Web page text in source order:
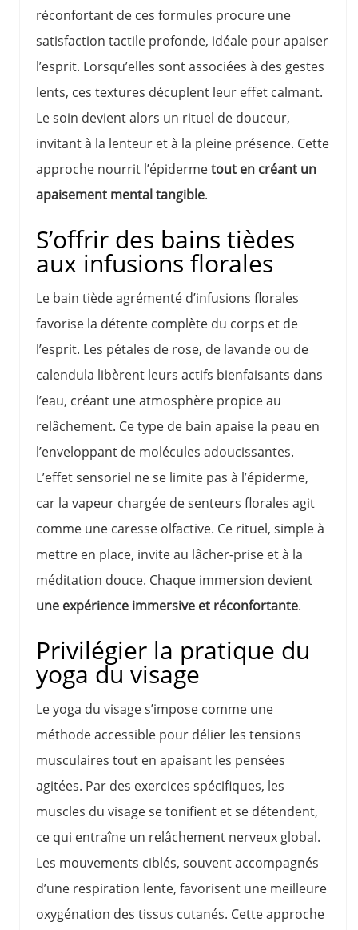
réconfortant de ces formules procure une
satisfaction tactile profonde, idéale pour apaiser
l’esprit. Lorsqu’elles sont associées à des gestes
lents, ces textures décuplent leur effet calmant.
Le soin devient alors un rituel de douceur,
invitant à la lenteur et à la pleine présence. Cette
approche nourrit l’épidermetout en créant un
apaisement mental tangible.
S’offrir des bains tièdes
aux infusions florales
Le bain tiède agrémenté d’infusions florales
favorise la détente complète du corps et de
l’esprit. Les pétales de rose, de lavande ou de
calendula libèrent leurs actifs bienfaisants dans
l’eau, créant une atmosphère propice au
relâchement. Ce type de bain apaise la peau en
l’enveloppant de molécules adoucissantes.
L’effet sensoriel ne se limite pas à l’épiderme,
car la vapeur chargée de senteurs florales agit
comme une caresse olfactive. Ce rituel, simple à
mettre en place, invite au lâcher-prise et à la
méditation douce. Chaque immersion devient
une expérience immersive et réconfortante.
Privilégier la pratique du
yoga du visage
Le yoga du visage s’impose comme une
méthode accessible pour délier les tensions
musculaires tout en apaisant les pensées
agitées. Par des exercices spécifiques, les
muscles du visage se tonifient et se détendent,
ce qui entraîne un relâchement nerveux global.
Les mouvements ciblés, souvent accompagnés
d’une respiration lente, favorisent une meilleure
oxygénation des tissus cutanés. Cette approche